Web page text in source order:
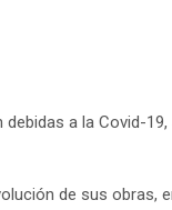
a la Covid-
de sus